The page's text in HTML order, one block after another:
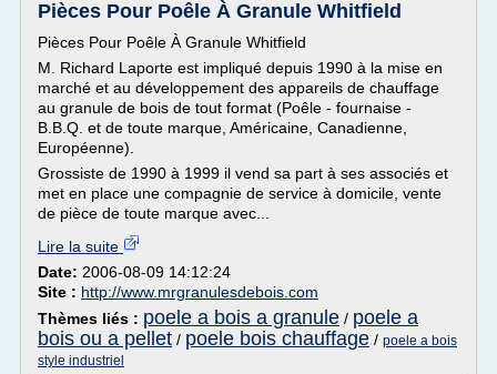
Pièces Pour Poêle À Granule Whitfield
Pièces Pour Poêle À Granule Whitfield
M. Richard Laporte est impliqué depuis 1990 à la mise en
marché et au développement des appareils de chauffage
au granule de bois de tout format (Poêle - fournaise -
B.B.Q. et de toute marque, Américaine, Canadienne,
Européenne).
Grossiste de 1990 à 1999 il vend sa part à ses associés et
met en place une compagnie de service à domicile, vente
de pièce de toute marque avec...
Lire la suite
Date: 2006-08-09 14:12:24
Site : http://www.mrgranulesdebois.com
Thèmes liés : poele a bois a granule / poele a
bois ou a pellet / poele bois chauffage / poele a bois
style industriel